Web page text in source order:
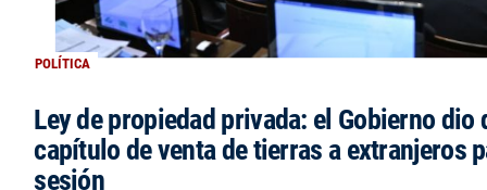
POLÍTICA
Ley de propiedad privada: el Gobierno dio
capítulo de venta de tierras a extranjeros
sesión